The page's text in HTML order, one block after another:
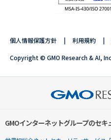
個人情報保護方針 利用規約
Copyright © GMO Research & AI,
GMOインターネットグループのセ